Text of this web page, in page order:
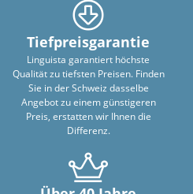
Tiefpreisgarantie
Linguista garantiert höchste
Qualität zu tiefsten Preisen. Finden
Sie in der Schweiz dasselbe
Angebot zu einem günstigeren
Preis, erstatten wir Ihnen die
Differenz.